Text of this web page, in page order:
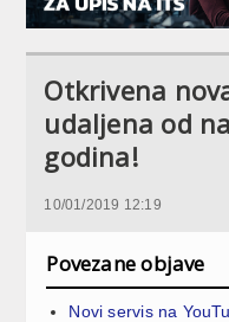
Otkrivena
udaljena od
godina!
10/01/2019 12:19
Povezane objave
Novi servis na